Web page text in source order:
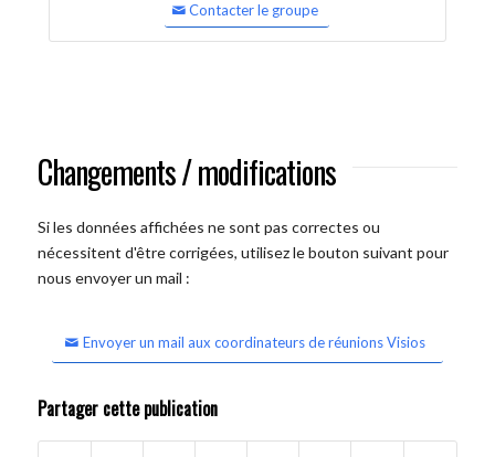
Contacter le groupe
Changements / modifications
Si les données affichées ne sont pas correctes ou
nécessitent d'être corrigées, utilisez le bouton suivant pour
nous envoyer un mail :
Envoyer un mail aux coordinateurs de réunions Visios
Partager cette publication